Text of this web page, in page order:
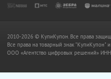
2010-2026 © КупиКупон. Все права
Все права на товарный знак "КупиКупон"
OOO «Агентство цифровых решений»